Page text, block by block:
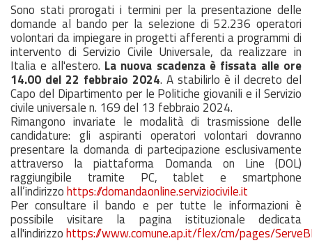
Sono stati prorogati i termini per la presentazione delle
domande al bando per la selezione di 52.236 operatori
volontari da impiegare in progetti afferenti a programmi di
intervento di Servizio Civile Universale, da realizzare in
Italia e all'estero. La nuova scadenza è fissata alle ore
14.00 del 22 febbraio 2024. A stabilirlo è il decreto del
Capo del Dipartimento per le Politiche giovanili e il Servizio
civile universale n. 169 del 13 febbraio 2024.
Rimangono invariate le modalità di trasmissione delle
candidature: gli aspiranti operatori volontari dovranno
presentare la domanda di partecipazione esclusivamente
attraverso la piattaforma Domanda on Line (DOL)
raggiungibile tramite PC, tablet e smartphone
all’indirizzohttps://domandaonline.serviziocivile.it
Per consultare il bando e per tutte le informazioni è
possibile visitare la pagina istituzionale dedicata
all'indirizzohttps://www.comune.ap.it/flex/cm/pages/